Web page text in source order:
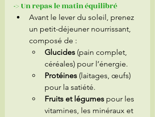
-> Un repas le matin équilibré
Avant le lever du soleil, prenez
un petit-déjeuner nourrissant,
composé de :
Glucides (pain complet,
céréales) pour l’énergie.
Protéines (laitages, œufs)
pour la satiété.
Fruits et légumes pour les
vitamines, les minéraux et